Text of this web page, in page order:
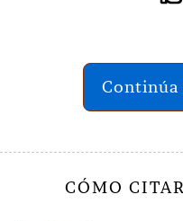
CÓMO